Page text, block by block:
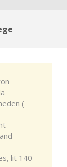
(
lit 140